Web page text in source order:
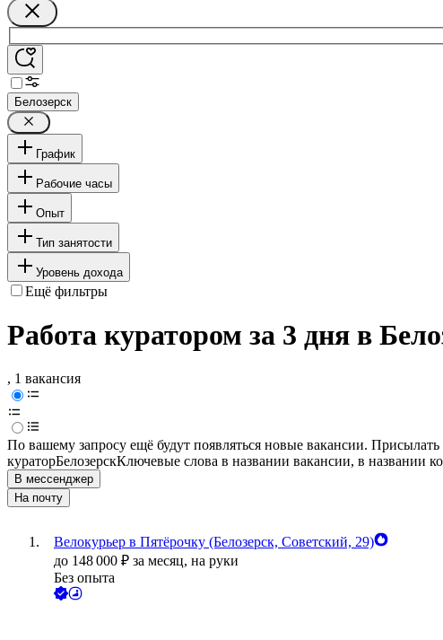
Белозерск
График
Рабочие часы
Опыт
Тип занятости
Уровень дохода
Ещё фильтры
Работа куратором за 3 дня в
, 1 вакансия
По вашему запросу ещё будут появляться новые вакансии. Присылать
кураторБелозерскКлючевые слова в названии вакансии, в названии
В мессенджер
На почту
Велокурьер в Пятёрочку (Белозерск, Советский, 29)
до 148 000 ₽ за месяц, на руки
Без опыта